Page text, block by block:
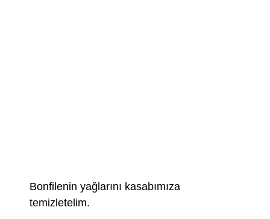
Bonfilenin yağlarını kasabımıza
temizletelim.